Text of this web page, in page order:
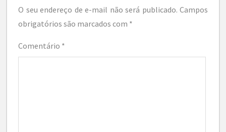
O seu endereço de e-mail não será publicado. Campos
obrigatórios são marcados com *
Comentário *